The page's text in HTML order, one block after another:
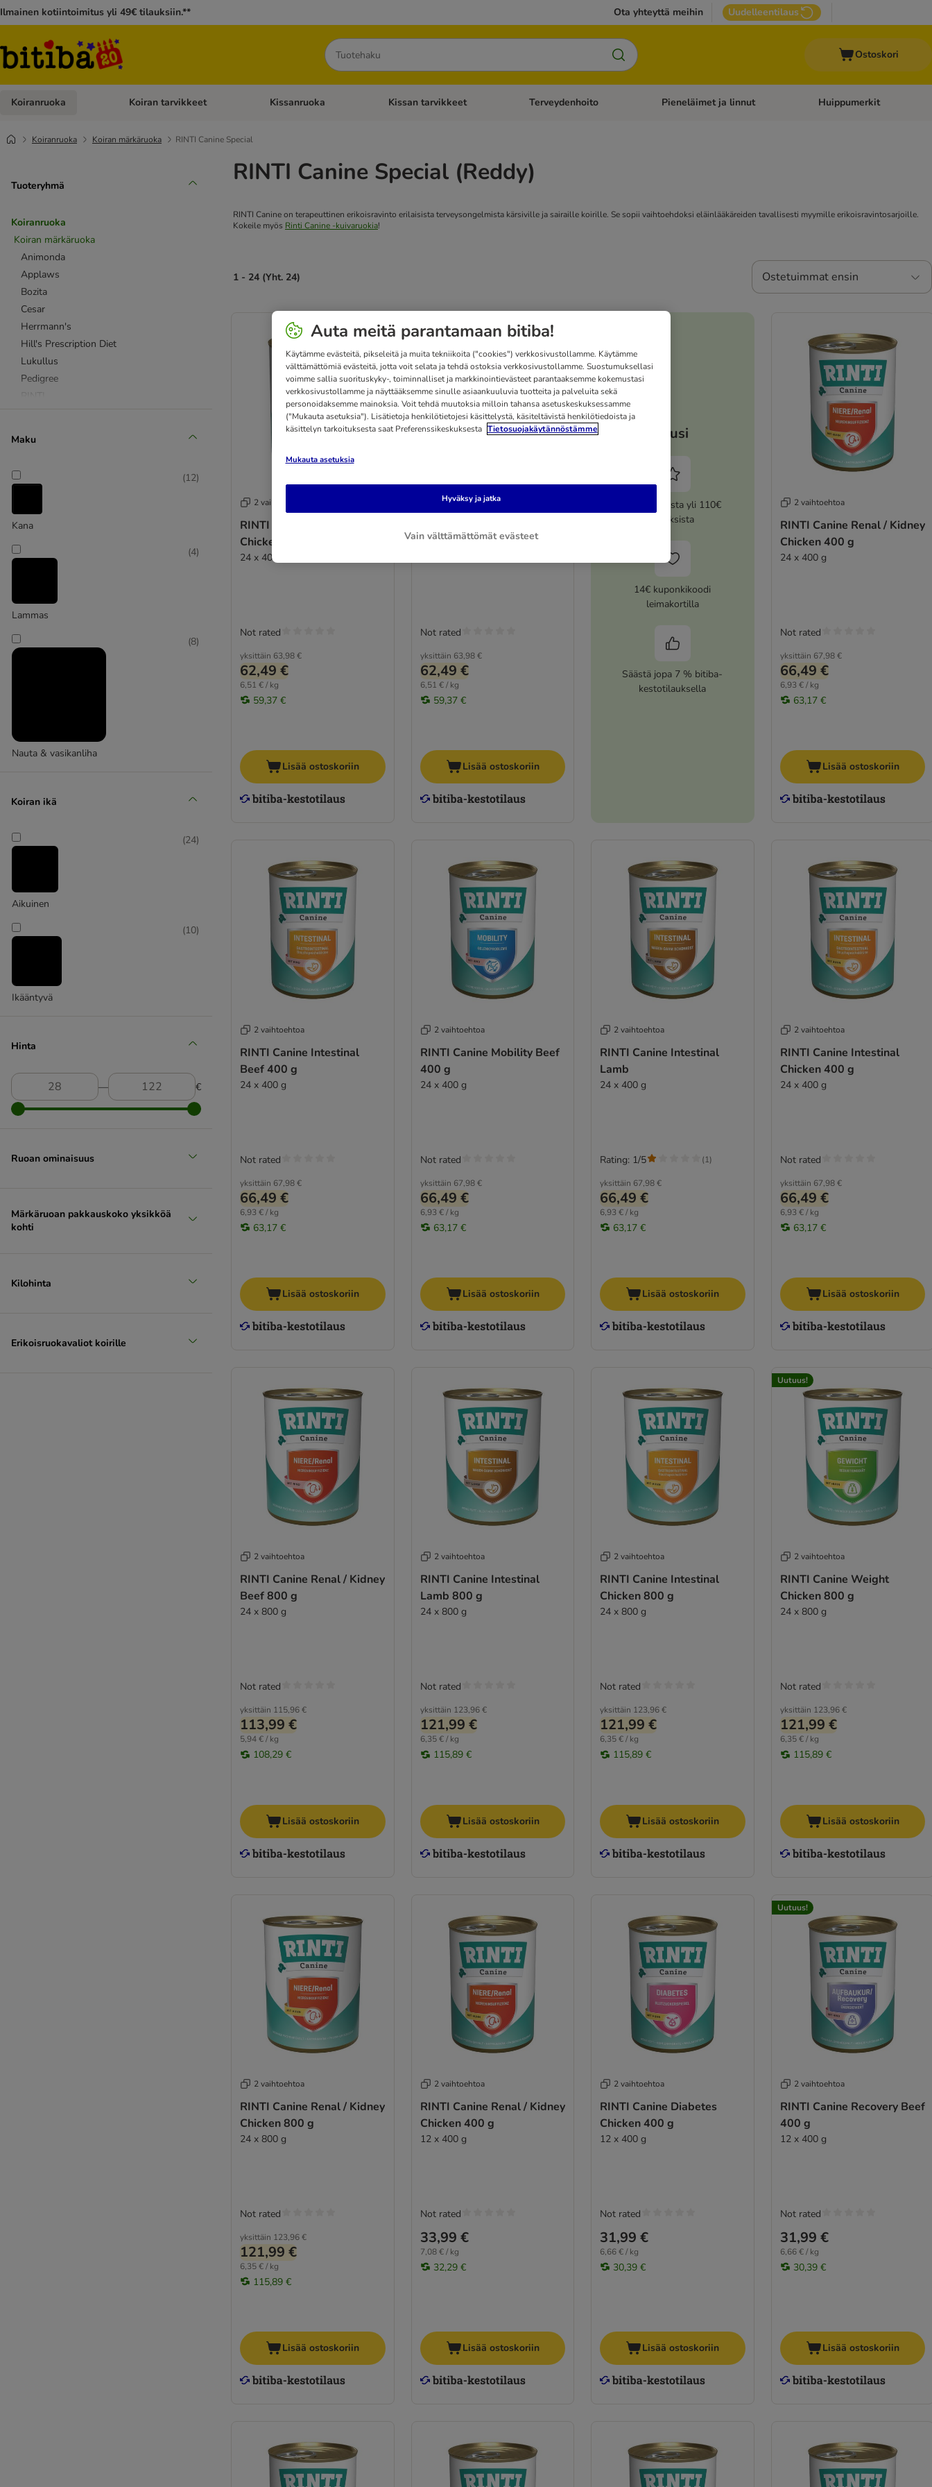
Ilmainen kotiintoimitus yli 49€ tilauksiin.** Ota yhteyttä meihin Uudelleentilaus
Hae
Ostoskori
Koiranruoka Avaa kategoriavalikko: Koiranruoka
Koiran tarvikkeet Avaa kategoriavalikko: Koiran tarvikkeet
Kissanruoka Avaa kategoriavalikko: Kissanruoka
Kissan tarvikkeet Avaa kategoriavalikko: Kissan tarvikkeet
Terveydenhoito Avaa kategoriavalikko: Terveydenhoito
Pieneläimet ja linnut Avaa kategoriavalikko:
Huippumerkit
Koiranruoka Koiran märkäruoka RINTI Canine Special
Tuoteryhmä
Koiranruoka
Koiran märkäruoka
Animonda
Applaws
Bozita
Cesar
Herrmann's
Hill's Prescription Diet
Lukullus
Pedigree
Säästöpakkaukset
Briantos
Friskies
GranataPet
Purbello
Purizon
Rosie's Farm
Terra Canis
Suosituimmat märkäruoat
Luomumärkäruoat
Koiranpennun märkäruoka
Seniorikoiran märkäruoka
Maku
Kana
(12)
Lammas
(4)
Nauta & vasikanliha
(8)
Koiran ikä
Aikuinen
(24)
Ikääntyvä
(10)
Hinta
― €
Ruoan ominaisuus
Märkäruoan pakkauskoko yksikköä
kohti
Kilohinta
Erikoisruokavaliot koirille
RINTI Canine Special (Reddy)
RINTI Canine on terapeuttinen erikoisravinto erilaisista terveysongelmista kärsiville ja sairaille koirille. Se sopii vaihtoehdoksi eläinlääkäreiden tavallisesti myymille erikoisravintosarjoille.
Kokeile myös Rinti Canine -kuivaruokia!
1 - 24 (Yht. 24) Ostetuimmat ensin
2 vaihtoehtoa
RINTI Canine Diabetes
Chicken 400 g
24 x 400 g
yksittäin 63,98 €
62,49 €
6,51 € / kg
59,37 €
Not rated
Lisää ostoskoriin
Uutuus!
2 vaihtoehtoa
400 g
yksittäin 63,98 €
62,49 €
6,51 € / kg
59,37 €
Not rated
Lisää ostoskoriin
Etusi
5% alennusta yli 110€
tilauksista
14€ kuponkikoodi
leimakortilla
Säästä jopa 7 % bitiba-
kestotilauksella
2 vaihtoehtoa
RINTI Canine Renal / Kidney
Chicken 400 g
24 x 400 g
yksittäin 67,98 €
66,49 €
6,93 € / kg
63,17 €
Not rated
Lisää ostoskoriin
2 vaihtoehtoa
RINTI Canine Intestinal
Beef 400 g
24 x 400 g
yksittäin 67,98 €
66,49 €
6,93 € / kg
63,17 €
Not rated
Lisää ostoskoriin
2 vaihtoehtoa
RINTI Canine Mobility Beef
400 g
24 x 400 g
yksittäin 67,98 €
66,49 €
6,93 € / kg
63,17 €
Not rated
Lisää ostoskoriin
2 vaihtoehtoa
RINTI Canine Intestinal
Lamb
24 x 400 g
yksittäin 67,98 €
66,49 €
6,93 € / kg
63,17 €
Rating: 1/5 (1)
Lisää ostoskoriin
2 vaihtoehtoa
RINTI Canine Intestinal
Chicken 400 g
24 x 400 g
yksittäin 67,98 €
66,49 €
6,93 € / kg
63,17 €
Not rated
Lisää ostoskoriin
2 vaihtoehtoa
RINTI Canine Renal / Kidney
Beef 800 g
24 x 800 g
yksittäin 115,96 €
113,99 €
5,94 € / kg
108,29 €
Not rated
Lisää ostoskoriin
2 vaihtoehtoa
RINTI Canine Intestinal
Lamb 800 g
24 x 800 g
yksittäin 123,96 €
121,99 €
6,35 € / kg
115,89 €
Not rated
Lisää ostoskoriin
2 vaihtoehtoa
RINTI Canine Intestinal
Chicken 800 g
24 x 800 g
yksittäin 123,96 €
121,99 €
6,35 € / kg
115,89 €
Not rated
Lisää ostoskoriin
Uutuus!
2 vaihtoehtoa
RINTI Canine Weight
Chicken 800 g
24 x 800 g
yksittäin 123,96 €
121,99 €
6,35 € / kg
115,89 €
Not rated
Lisää ostoskoriin
2 vaihtoehtoa
RINTI Canine Renal / Kidney
Chicken 800 g
24 x 800 g
yksittäin 123,96 €
121,99 €
6,35 € / kg
115,89 €
Not rated
Lisää ostoskoriin
2 vaihtoehtoa
RINTI Canine Renal / Kidney
Chicken 400 g
12 x 400 g
33,99 €
7,08 € / kg
32,29 €
Not rated
Lisää ostoskoriin
2 vaihtoehtoa
RINTI Canine Diabetes
Chicken 400 g
12 x 400 g
31,99 €
6,66 € / kg
30,39 €
Not rated
Lisää ostoskoriin
Uutuus!
2 vaihtoehtoa
RINTI Canine Recovery Beef
400 g
12 x 400 g
31,99 €
6,66 € / kg
30,39 €
Not rated
Lisää ostoskoriin
Auta meitä parantamaan bitiba!
Käytämme evästeitä, pikseleitä ja muita tekniikoita ("cookies") verkkosivustollamme. Käytämme
välttämättömiä evästeitä, jotta voit selata ja tehdä ostoksia verkkosivustollamme. Suostumuksellasi
voimme sallia suorituskyky-, toiminnalliset ja markkinointievästeet parantaaksemme kokemustasi
verkkosivustollamme ja näyttääksemme sinulle asiaankuuluvia tuotteita ja palveluita sekä
personoidaksemme mainoksia. Voit tehdä muutoksia milloin tahansa asetuskeskuksessamme
("Mukauta asetuksia"). Lisätietoja henkilötietojesi käsittelystä, käsiteltävistä henkilötiedoista ja
käsittelyn tarkoituksesta saat Preferenssikeskuksesta Tietosuojakäytännöstämme
Mukauta asetuksia
Vain välttämättömät evästeet
Hyväksy ja jatka